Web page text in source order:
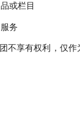
或栏目
务
不享有权利，仅作